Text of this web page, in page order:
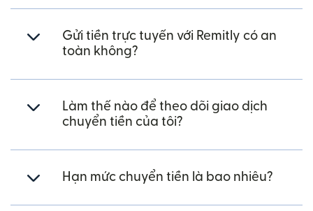
Gửi tiền trực tuyến với Remitly có an
toàn không?
Làm thế nào để theo dõi giao dịch
chuyển tiền của tôi?
Hạn mức chuyển tiền là bao nhiêu?